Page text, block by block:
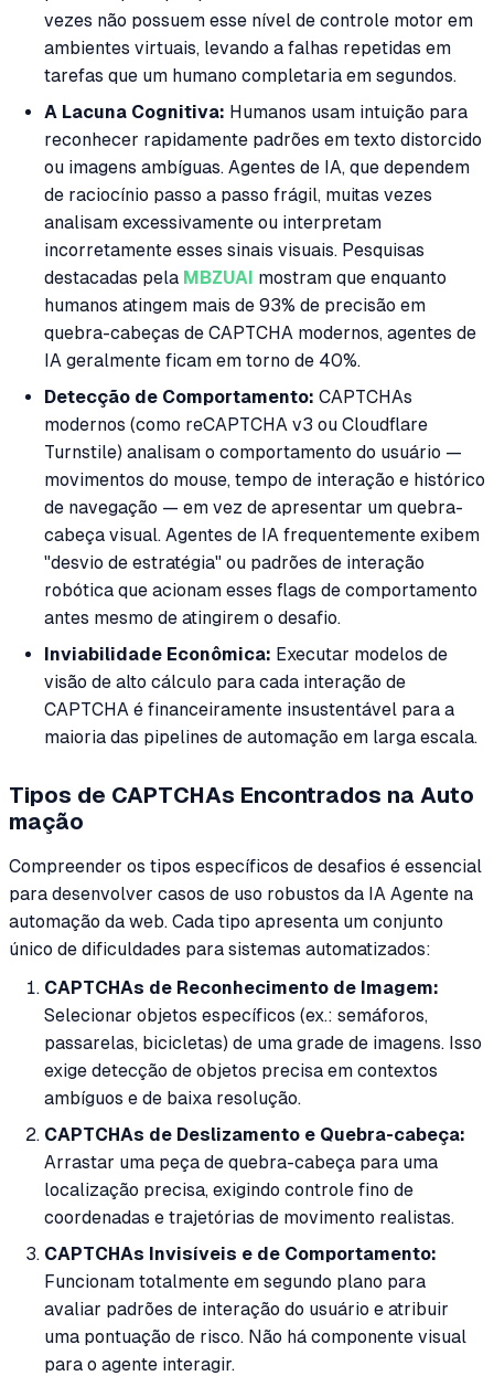
vezes não possuem esse nível de controle motor em
ambientes virtuais, levando a falhas repetidas em
tarefas que um humano completaria em segundos.
A Lacuna Cognitiva: Humanos usam intuição para
reconhecer rapidamente padrões em texto distorcido
ou imagens ambíguas. Agentes de IA, que dependem
de raciocínio passo a passo frágil, muitas vezes
analisam excessivamente ou interpretam
incorretamente esses sinais visuais. Pesquisas
destacadas pela MBZUAI mostram que enquanto
humanos atingem mais de 93% de precisão em
quebra-cabeças de CAPTCHA modernos, agentes de
IA geralmente ficam em torno de 40%.
Detecção de Comportamento: CAPTCHAs
modernos (como reCAPTCHA v3 ou Cloudflare
Turnstile) analisam o comportamento do usuário —
movimentos do mouse, tempo de interação e histórico
de navegação — em vez de apresentar um quebra-
cabeça visual. Agentes de IA frequentemente exibem
"desvio de estratégia" ou padrões de interação
robótica que acionam esses flags de comportamento
antes mesmo de atingirem o desafio.
Inviabilidade Econômica: Executar modelos de
visão de alto cálculo para cada interação de
CAPTCHA é financeiramente insustentável para a
maioria das pipelines de automação em larga escala.
Tipos de CAPTCHAs Encontrados na Auto
mação
Compreender os tipos específicos de desafios é essencial
para desenvolver casos de uso robustos da IA Agente na
automação da web. Cada tipo apresenta um conjunto
único de dificuldades para sistemas automatizados:
CAPTCHAs de Reconhecimento de Imagem:
Selecionar objetos específicos (ex.: semáforos,
passarelas, bicicletas) de uma grade de imagens. Isso
exige detecção de objetos precisa em contextos
ambíguos e de baixa resolução.
CAPTCHAs de Deslizamento e Quebra-cabeça:
Arrastar uma peça de quebra-cabeça para uma
localização precisa, exigindo controle fino de
coordenadas e trajetórias de movimento realistas.
CAPTCHAs Invisíveis e de Comportamento:
Funcionam totalmente em segundo plano para
avaliar padrões de interação do usuário e atribuir
uma pontuação de risco. Não há componente visual
para o agente interagir.